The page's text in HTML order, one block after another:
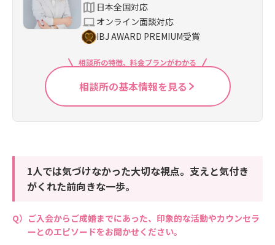
日本全国対応
オンライン面談対応
IBJ AWARD PREMIUM受賞
相談所の特徴、料金プランがわかる
相談所の基本情報を見る
1人では気づけなかった大切な視点。支えと気付き
がくれた前向きな一歩。
ご入会からご成婚までにあった、印象的な活動やカウンセラ
ーとのエピソードをお聞かせください。